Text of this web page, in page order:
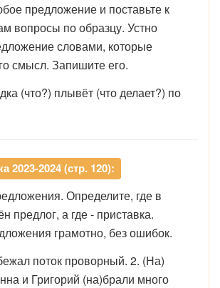
предложение и поставьте к
вопросы по образцу. Устно
словами, которые
смысл. Запишите его.
(что?) плывёт (что делает?) по
2023-2024 (стр. 120):
Определите, где в
предлог, а где - приставка.
грамотно, без ошибок.
поток проворный. 2. (На)
и Григорий (на)брали много